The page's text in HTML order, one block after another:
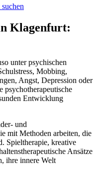
suchen
Klagenfurt:
unter psychischen
Mobbing,
Angst, Depression oder
Entwicklung
und
mit Methoden arbeiten, die
Spieltherapie, kreative
Ansätze
ihre innere Welt